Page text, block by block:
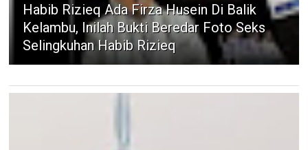
Habib Rizieq Ada Firza Husein Di Balik
Kelambu, Inilah Bukti Beredar Foto Seks
Selingkuhan Habib Rizieq